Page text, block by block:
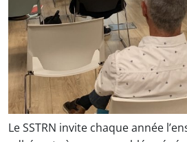
Le SSTRN invite chaque année